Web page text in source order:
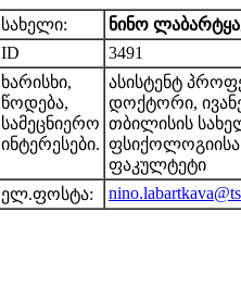
სახელი:
ნინო
ID
3491
ხარისხი,
წოდება,
სამეცნიერო
ინტერესები.
ასისტენტ
დოქტორი,
თბილისის
ფსიქოლოგიისა
ფაკულტეტი
ელ.ფოსტა: